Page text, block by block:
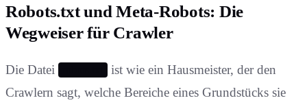
Robots.txt und Meta-Robots: Die
Wegweiser für Crawler
Die Datei
ist wie ein Hausmeister, der den
Crawlern sagt, welche Bereiche eines Grundstücks sie